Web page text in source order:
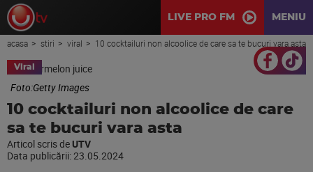
LIVE PRO FM MENIU
acasa stiri viral 10 cocktailuri non alcoolice de care sa te bucuri vara asta
Viral
Foto:Getty Images
10 cocktailuri non alcoolice de care
sa te bucuri vara asta
Articol scris de UTV
Data publicării:23.05.2024